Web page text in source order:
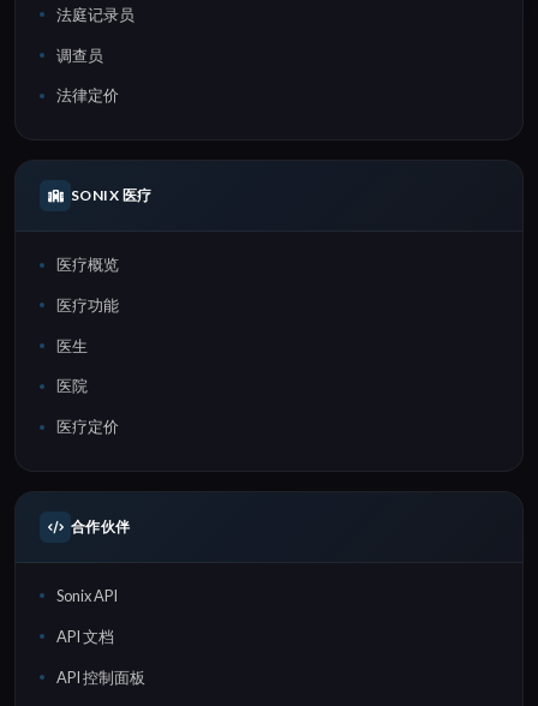
法庭记录员
调查员
法律定价
SONIX 医疗
医疗概览
医疗功能
医生
医院
医疗定价
合作伙伴
Sonix API
API 文档
API 控制面板